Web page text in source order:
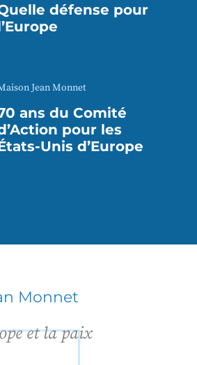
défense pour
Jean Monnet
ans du Comité
pour les
Unis d’Europe
Monnet
et la paix